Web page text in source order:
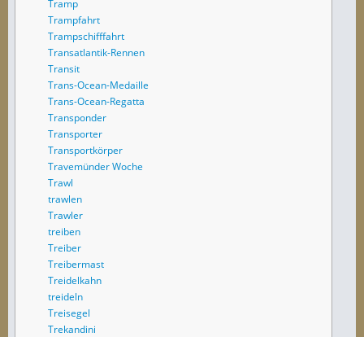
Tramp
Trampfahrt
Trampschifffahrt
Transatlantik-Rennen
Transit
Trans-Ocean-Medaille
Trans-Ocean-Regatta
Transponder
Transporter
Transportkörper
Travemünder Woche
Trawl
trawlen
Trawler
treiben
Treiber
Treibermast
Treidelkahn
treideln
Treisegel
Trekandini